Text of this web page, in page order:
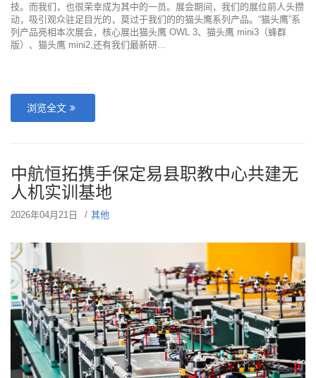
技。而我们，也很荣幸成为其中的一员。展会期间，我们的展位前人头攒
动，吸引观众驻足目光的，莫过于我们的的猫头鹰系列产品。“猫头鹰”系
列产品亮相本次展会，核心展出猫头鹰 OWL 3、猫头鹰 mini3（蜂群
版）、猫头鹰 mini2,还有我们最新研...
浏览全文
中航恒拓携手保定易县职教中心共建无
人机实训基地
2026年04月21日 其他